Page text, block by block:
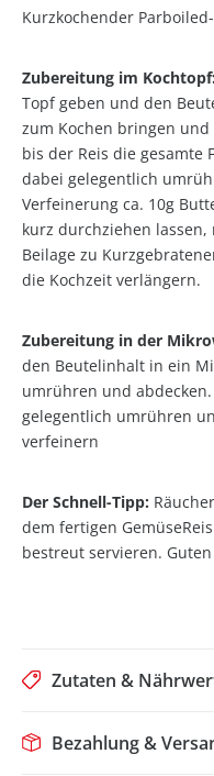
Kurzkochender
Zubereitung im Kochtopf:
Topf geben und den
zum Kochen bringen
bis der Reis die gesamte
dabei gelegentlich
Verfeinerung ca. 10g
kurz durchziehen
Beilage zu
die Kochzeit verlängern.
Zubereitung in der
den Beutelinhalt in ein
umrühren und
gelegentlich umrühren
verfeinern
Der Schnell-Tipp:
dem fertigen
bestreut servieren.
Zutaten &
Bezahlung &